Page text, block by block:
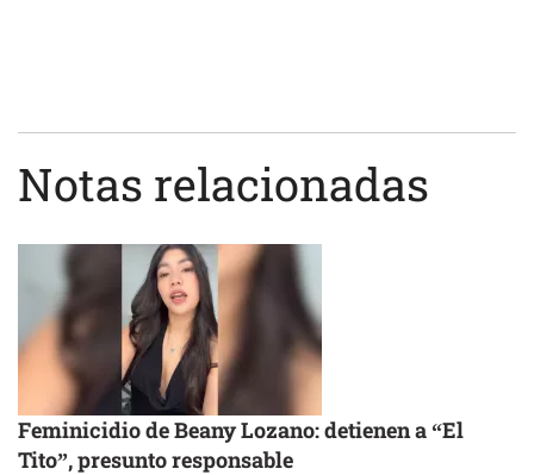
Notas relacionadas
Feminicidio de Beany Lozano: detienen a “El
Tito”, presunto responsable